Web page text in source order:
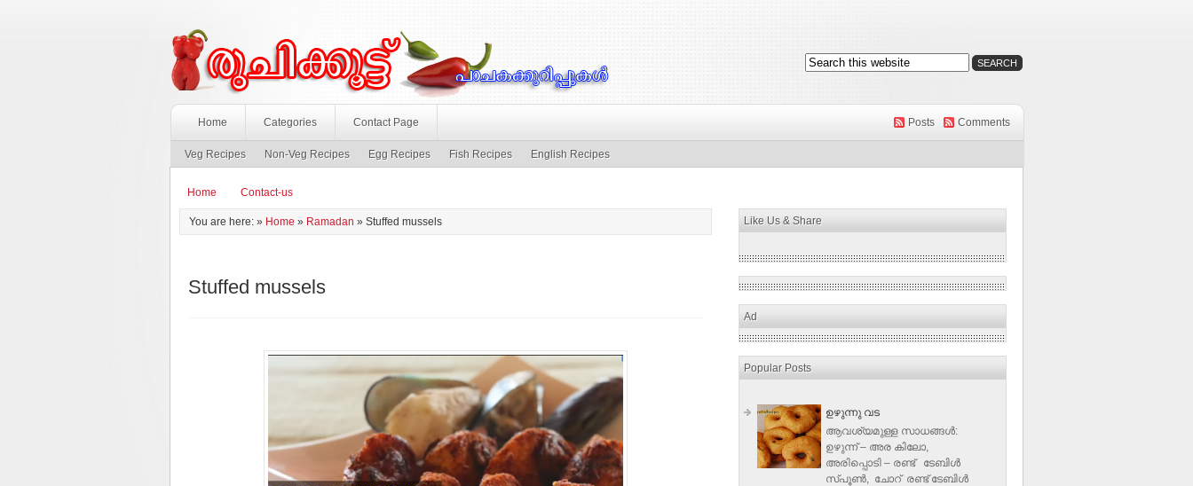
Home Categories Contact Page Posts Comments
Veg Recipes Non-Veg Recipes Egg Recipes Fish Recipes English Recipes
Home Contact-us
You are here: » Home » Ramadan » Stuffed mussels
Stuffed mussels
Like Us & Share
Ad
Popular Posts
ഉഴുന്നു വട
ആവശ്യമുള്ള സാധങ്ങൾ:
ഉഴുന്ന് – അര കിലോ,
അരിപ്പൊടി – രണ്ട് ടേബിൾ
സ്പൂൺ, ചോറ് രണ്ട് ടേബിള്‍